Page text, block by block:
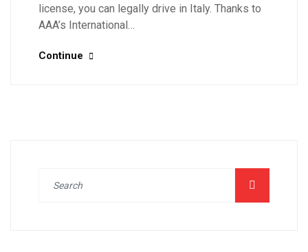
license, you can legally drive in Italy. Thanks to
AAA’s International…
Continue